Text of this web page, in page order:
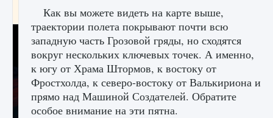
9 августа 2024 1 370 0 0
Как вы можете видеть на карте выше,
траектории полета покрывают почти всю
западную часть Грозовой гряды, но сходятся
вокруг нескольких ключевых точек. А именно,
к югу от Храма Штормов, к востоку от
Фростхолда, к северо-востоку от Валькириона и
прямо над Машиной Создателей. Обратите
особое внимание на эти пятна.